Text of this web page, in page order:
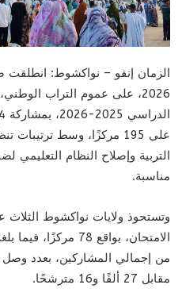
2026، على عموم التراب
على 195 مركزًا، وسط
التربية وإصلاح النظام
مناسبة.
وتستحوذ ولايات نواكشوط الثلاث
مقابل 27 ألفًا و16 مترشحًا.